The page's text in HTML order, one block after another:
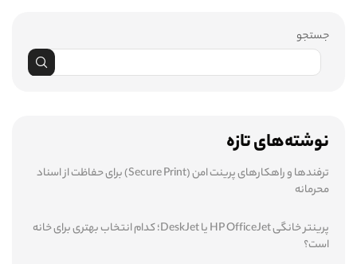
جستجو
نوشته‌های تازه
ترفندها و راهکارهای پرینت امن (Secure Print) برای حفاظت از اسناد
محرمانه
پرینتر خانگی HP OfficeJet یا DeskJet؛ کدام انتخاب بهتری برای خانه
است؟